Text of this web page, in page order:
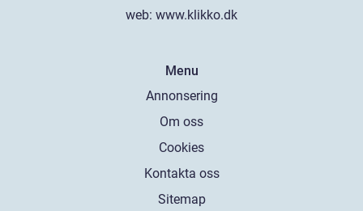
web: www.klikko.dk
Menu
Annonsering
Om oss
Cookies
Kontakta oss
Sitemap